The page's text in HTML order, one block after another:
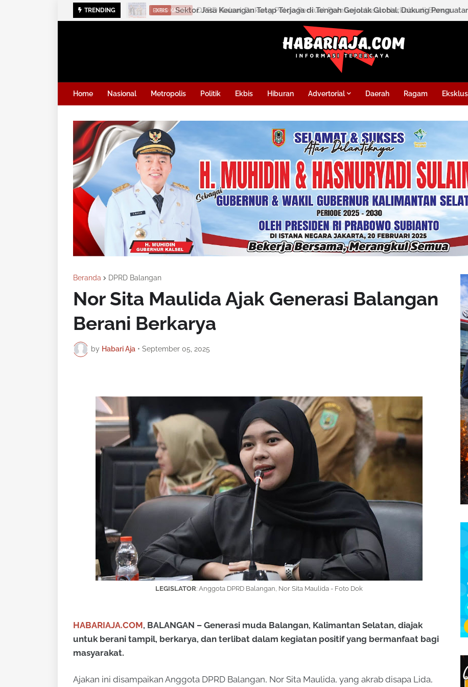
TRENDING DPRD KALSEL DPRD Kalsel Dukung Polda Perkuat Pemberantasan Narkoba di Banua
Home Nasional Metropolis Politik Ekbis Hiburan Advertorial Daerah Ragam
Beranda DPRD Balangan
Nor Sita Maulida Ajak Generasi Balangan
Berani Berkarya
by Habari Aja • September 05, 2025
LEGISLATOR: Anggota DPRD Balangan, Nor Sita Maulida - Foto Dok
HABARIAJA.COM, BALANGAN – Generasi muda Balangan, Kalimantan Selatan, diajak
untuk berani tampil, berkarya, dan terlibat dalam kegiatan positif yang bermanfaat bagi
masyarakat.
Ajakan ini disampaikan Anggota DPRD Balangan, Nor Sita Maulida, yang akrab disapa Lida,